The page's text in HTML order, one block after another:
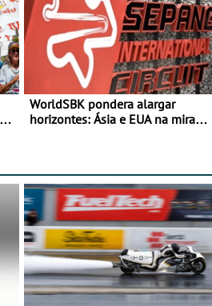
WorldSBK pondera alargar
horizontes: Ásia e EUA na mira